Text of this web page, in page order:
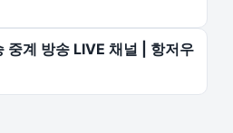
중계 방송 LIVE 채널 | 항저우